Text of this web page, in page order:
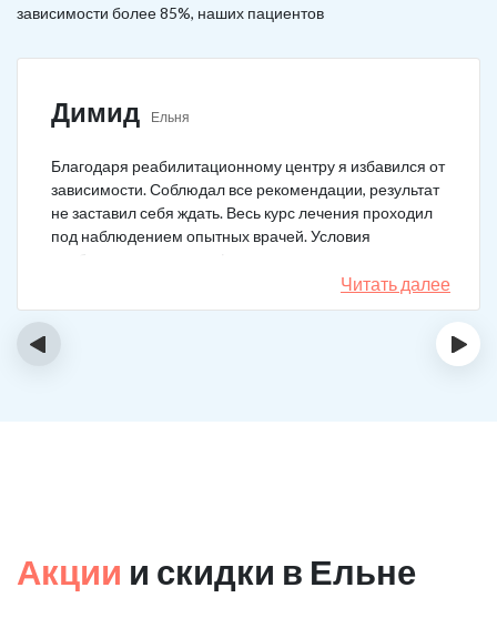
зависимости более 85%, наших пациентов
Димид Ельня
Благодаря реабилитационному центру я избавился от
зависимости. Соблюдал все рекомендации, результат
не заставил себя ждать. Весь курс лечения проходил
под наблюдением опытных врачей. Условия
пребывания супер комфортные: вкусная еда, уютно,
есть все необходимое для жизни. У меня не возникало
никаких стрессовых ситуаций.
Читать далее
‹ ›
Акции и скидки в Ельне